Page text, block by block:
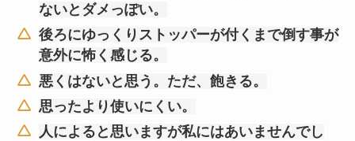
ないとダメっぽい。
後ろにゆっくりストッパーが付くまで倒す事が
意外に怖く感じる。
悪くはないと思う。ただ、飽きる。
思ったより使いにくい。
人によると思いますが私にはあいませんでし